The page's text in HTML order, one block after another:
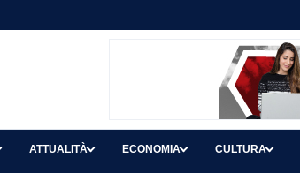
ATTUALITÀ ECONOMIA CULTURA